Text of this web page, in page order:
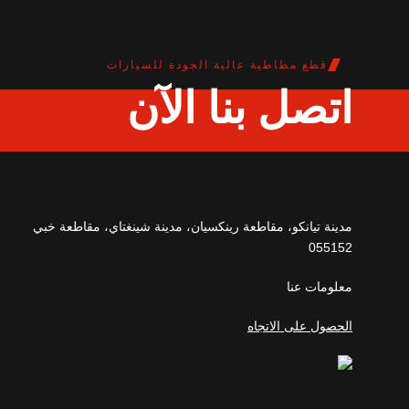
قطع مطاطية عالية الجودة للسيارات
اتصل بنا الآن
مدينة تيانكو، مقاطعة رينكسيان، مدينة شينغتاي، مقاطعة خبي
055152
معلومات عنا
الحصول على الاتجاه